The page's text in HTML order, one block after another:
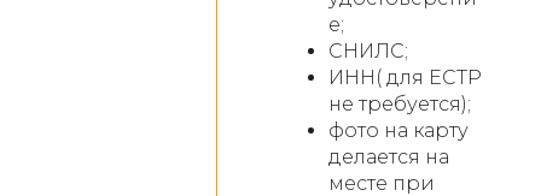
е;
СНИЛС;
ИНН( для ЕСТР
не требуется);
фото на карту
делается на
месте при